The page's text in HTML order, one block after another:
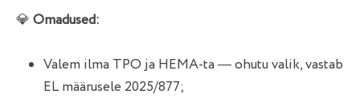
💎 Omadused:
Valem ilma TPO ja HEMA-ta — ohutu valik, vastab
EL määrusele 2025/877;